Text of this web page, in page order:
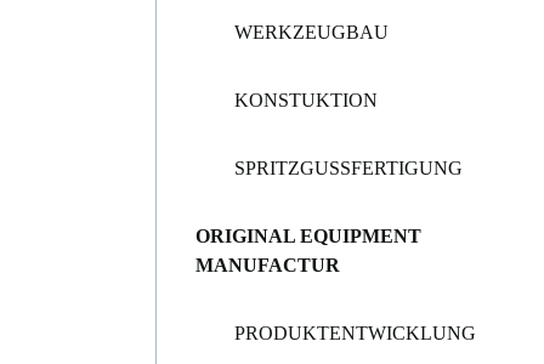
WERKZEUGBAU
KONSTUKTION
SPRITZGUSSFERTIGUNG
ORIGINAL EQUIPMENT
MANUFACTUR
PRODUKTENTWICKLUNG